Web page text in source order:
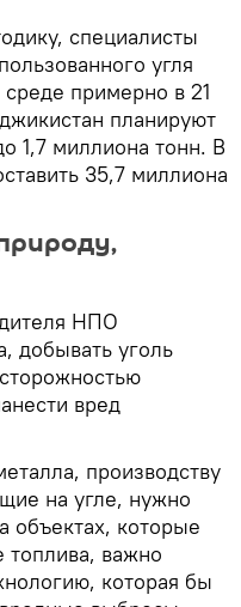
специалисты
угля
примерно в 21
планируют
1,7 миллиона тонн. В
35,7 миллиона
НПО
добывать уголь
вред
производству
на угле, нужно
объектах, которые
топлива, важно
которая бы